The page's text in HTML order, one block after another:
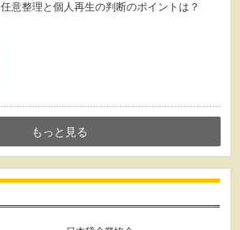
任意整理と個人再生の判断のポイントは？
もっと見る